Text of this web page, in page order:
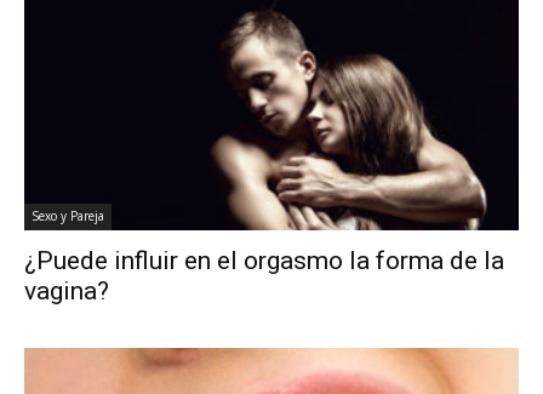
Sexo y Pareja
¿Puede influir en el orgasmo la forma de la
vagina?